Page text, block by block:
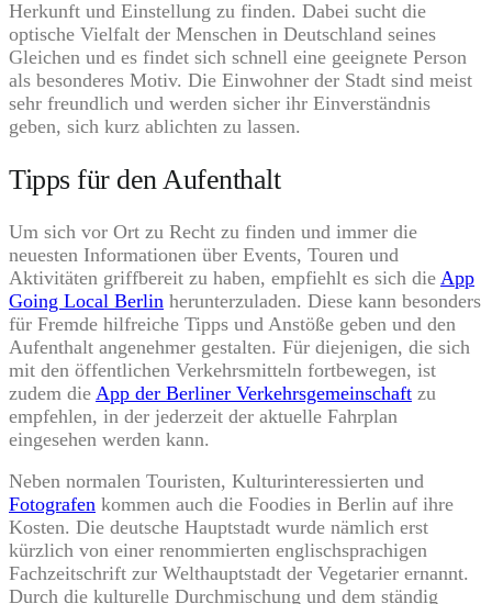
Herkunft und Einstellung zu finden. Dabei sucht die
optische Vielfalt der Menschen in Deutschland seines
Gleichen und es findet sich schnell eine geeignete Person
als besonderes Motiv. Die Einwohner der Stadt sind meist
sehr freundlich und werden sicher ihr Einverständnis
geben, sich kurz ablichten zu lassen.
Tipps für den Aufenthalt
Um sich vor Ort zu Recht zu finden und immer die
neuesten Informationen über Events, Touren und
Aktivitäten griffbereit zu haben, empfiehlt es sich die App
Going Local Berlin herunterzuladen. Diese kann besonders
für Fremde hilfreiche Tipps und Anstöße geben und den
Aufenthalt angenehmer gestalten. Für diejenigen, die sich
mit den öffentlichen Verkehrsmitteln fortbewegen, ist
zudem die App der Berliner Verkehrsgemeinschaft zu
empfehlen, in der jederzeit der aktuelle Fahrplan
eingesehen werden kann.
Neben normalen Touristen, Kulturinteressierten und
Fotografen kommen auch die Foodies in Berlin auf ihre
Kosten. Die deutsche Hauptstadt wurde nämlich erst
kürzlich von einer renommierten englischsprachigen
Fachzeitschrift zur Welthauptstadt der Vegetarier ernannt.
Durch die kulturelle Durchmischung und dem ständig